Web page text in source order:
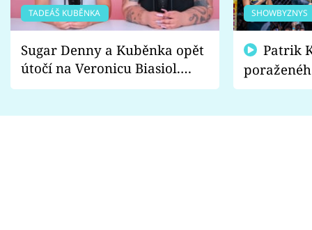
TADEÁŠ KUBĚNKA
Sugar Denny a Kuběnka opět
útočí na Veronicu Biasiol.
Proč je podle nich falešná a
SHOWBYZNYS
fanoušci